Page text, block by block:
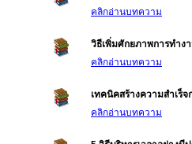
คลิกอ่านบทความ
วิธีเพิ่มศักยภาพการทำง
คลิกอ่านบทความ
เทคนิคสร้างความสำเร็
คลิกอ่านบทความ